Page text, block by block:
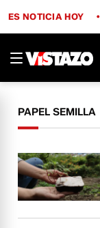
ES NOTICIA HOY
PAPEL SEMILLA